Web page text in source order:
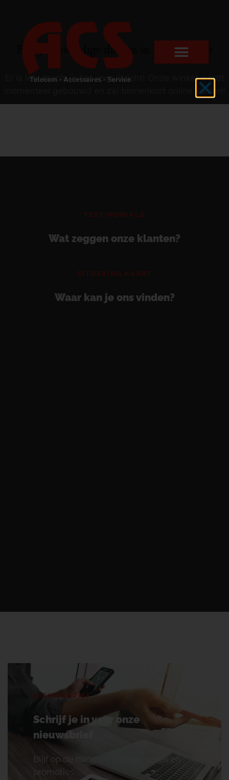
Er zijn geweldige dingen in het verschiet
Er is iets moois in het vooruitzicht! Onze winkel wordt
momenteel gebouwd en zal binnenkort online komen!
TESTIMONIALS
Wat zeggen onze klanten?
SITUERING KAART
Waar kan je ons vinden?
NIEUWSBRIEF
Schrijf je in voor onze
nieuwsbrief
Blijf op de hoogte van onze acties en
promoties.